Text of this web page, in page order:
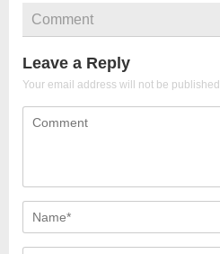
Comment
Leave a Reply
Your email address will not be published.